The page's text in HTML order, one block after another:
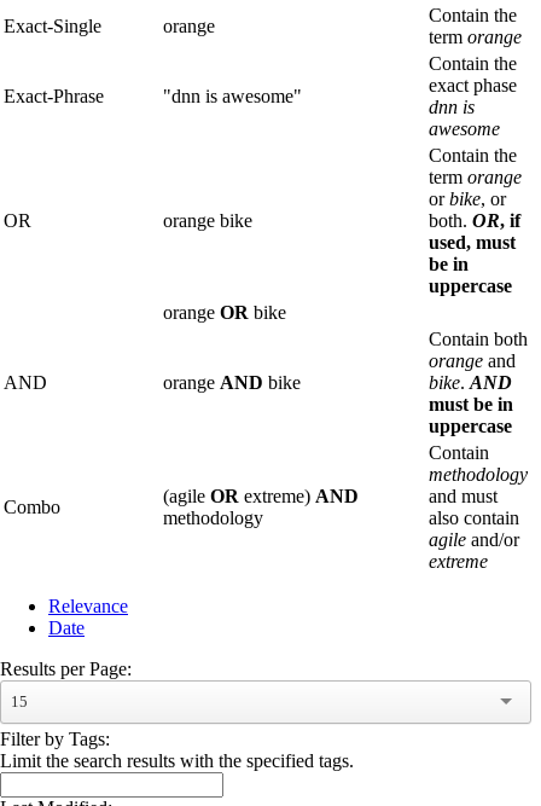
Exact-Single
orange
Contain the
term orange
Exact-Phrase "dnn is awesome"
Contain the
exact phase
dnn is
awesome
OR orange bike
Contain the
term orange
orbike, or
both. OR, if
used, must
be in
uppercase
orange OR bike
AND orange AND bike
Contain both
orange and
bike. AND
must be in
uppercase
Combo
(agile OR extreme) AND
methodology
Contain
methodology
and must
also contain
agile and/or
extreme
Relevance
Date
Results per Page:
15
Filter by Tags:
Limit the search results with the specified tags.